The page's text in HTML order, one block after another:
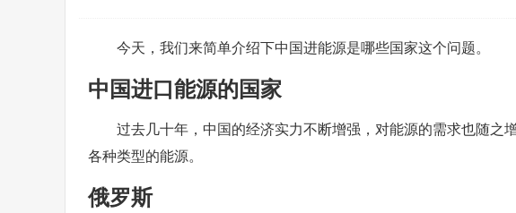
今天，我们来简单介绍下中国进能源是哪些国家这个问题。
中国进口能源的国家
过去几十年，中国的经济实力不断增强，对能源的需求也随之
各种类型的能源。
俄罗斯